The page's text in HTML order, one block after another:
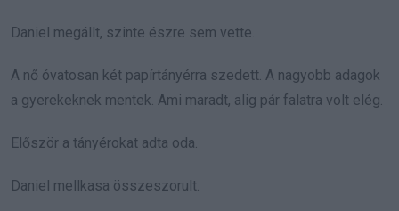
Daniel megállt, szinte észre sem vette.
A nő óvatosan két papírtányérra szedett. A nagyobb adagok
a gyerekeknek mentek. Ami maradt, alig pár falatra volt elég.
Először a tányérokat adta oda.
Daniel mellkasa összeszorult.